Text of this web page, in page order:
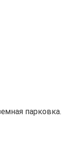
парковка.